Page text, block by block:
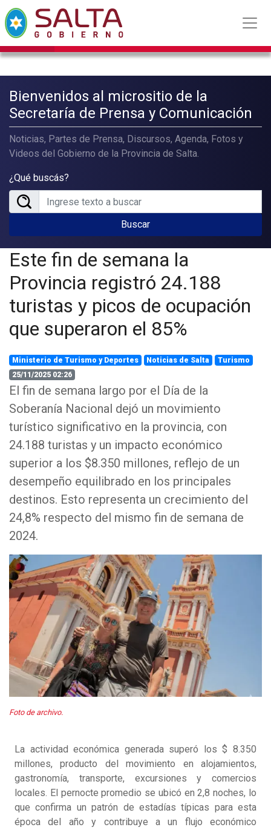
Bienvenidos al micrositio de la
Secretaría de Prensa y Comunicación
Noticias, Partes de Prensa, Discursos, Agenda, Fotos y
Videos del Gobierno de la Provincia de Salta.
¿Qué buscás?
Buscar
Este fin de semana la
Provincia registró 24.188
turistas y picos de ocupación
que superaron el 85%
Ministerio de Turismo y Deportes Noticias de Salta
Turismo
25/11/2025 02:26
El fin de semana largo por el Día de la
Soberanía Nacional dejó un movimiento
turístico significativo en la provincia, con
24.188 turistas y un impacto económico
superior a los $8.350 millones, reflejo de un
desempeño equilibrado en los principales
destinos. Esto representa un crecimiento del
24,8% respecto del mismo fin de semana de
2024.
Foto de archivo.
La actividad económica generada superó los $ 8.350
millones, producto del movimiento en alojamientos,
gastronomía, transporte, excursiones y comercios
locales. El pernocte promedio se ubicó en 2,8 noches, lo
que confirma un patrón de estadías típicas para esta
época del año y contribuye a un flujo económico